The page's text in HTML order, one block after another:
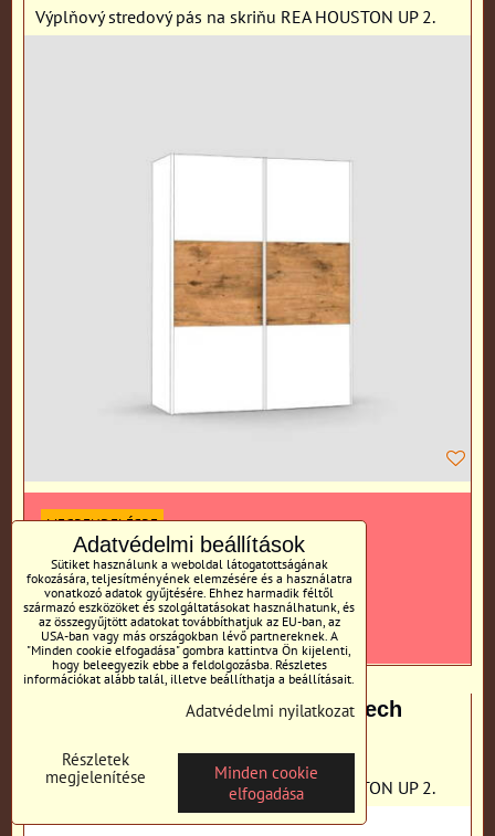
Výplňový stredový pás na skriňu REA HOUSTON UP 2.
MEGRENDELÉSRE
45 €Áfá - val
db KOSÁRBA
REA HOUSTON UP 2 VÝPLŇ, orech
Výplňový stredový pás na skriňu REA HOUSTON UP 2.
Adatvédelmi beállítások
Sütiket használunk a weboldal látogatottságának
fokozására, teljesítményének elemzésére és a használatra
vonatkozó adatok gyűjtésére. Ehhez harmadik féltől
származó eszközöket és szolgáltatásokat használhatunk, és
az összegyűjtött adatokat továbbíthatjuk az EU-ban, az
USA-ban vagy más országokban lévő partnereknek. A
"Minden cookie elfogadása" gombra kattintva Ön kijelenti,
hogy beleegyezik ebbe a feldolgozásba. Részletes
információkat alább talál, illetve beállíthatja a beállításait.
Adatvédelmi nyilatkozat
Részletek
megjelenítése
Minden cookie
elfogadása